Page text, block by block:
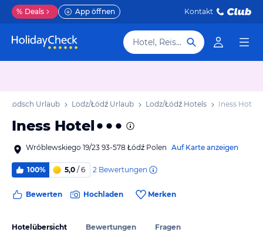
% Deals App öffnen Kontakt
Hotel, Reiseziel
Lodsch Urlaub Lodz/Łódź Urlaub Lodz/Łódź Hotels Iness Hotel
Iness Hotel
Wróblewskiego 19/23 93-578 Łódź Polen Auf Karte anzeigen
100% 5,0 / 6 2 Bewertungen
Bewerten Hochladen Merken
Hotelübersicht Bewertungen Fragen